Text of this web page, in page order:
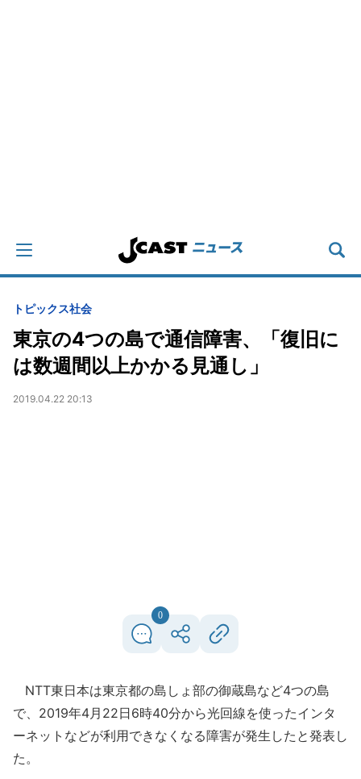
トピックス社会
東京の4つの島で通信障害、「復旧に
は数週間以上かかる見通し」
2019.04.22 20:13
0
NTT東日本は東京都の島しょ部の御蔵島など4つの島
で、2019年4月22日6時40分から光回線を使ったインタ
ーネットなどが利用できなくなる障害が発生したと発表し
た。